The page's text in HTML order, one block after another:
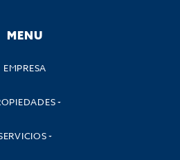
MENU
EMPRESA